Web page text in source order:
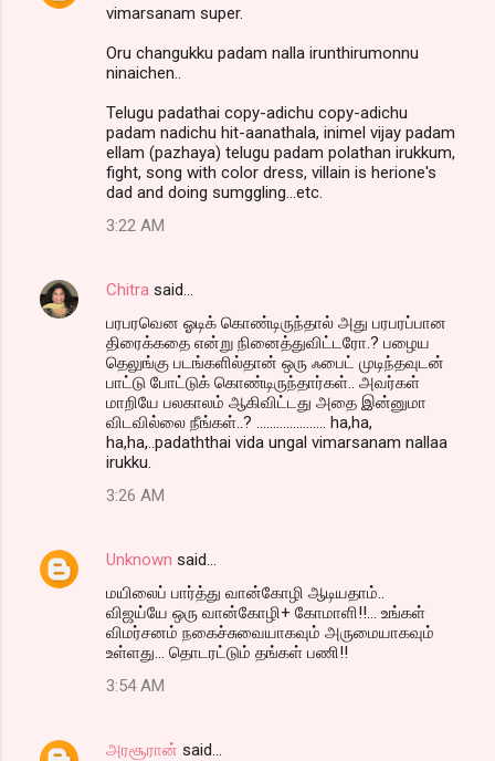
vimarsanam super.
Oru changukku padam nalla irunthirumonnu
ninaichen..
Telugu padathai copy-adichu copy-adichu
padam nadichu hit-aanathala, inimel vijay padam
ellam (pazhaya) telugu padam polathan irukkum,
fight, song with color dress, villain is herione's
dad and doing sumggling...etc.
3:22 AM
Chitra said…
பரபரவென ஓடிக் கொண்டிருந்தால் அது பரபரப்பான
திரைக்கதை என்று நினைத்துவிட்டரோ.? பழைய
தெலுங்கு படங்களில்தான் ஒரு ஃபைட் முடிந்தவுடன்
பாட்டு போட்டுக் கொண்டிருந்தார்கள்.. அவர்கள்
மாறியே பலகாலம் ஆகிவிட்டது அதை இன்னுமா
விடவில்லை நீங்கள்..? ..................... ha,ha,
ha,ha,..padaththai vida ungal vimarsanam nallaa
irukku.
3:26 AM
Unknown said…
மயிலைப் பார்த்து வான்கோழி ஆடியதாம்..
விஜய்யே ஒரு வான்கோழி+ கோமாளி!!... உங்கள்
விமர்சனம் நகைச்சுவையாகவும் அருமையாகவும்
உள்ளது... தொடரட்டும் தங்கள் பணி!!
3:54 AM
அரசூரான் said…